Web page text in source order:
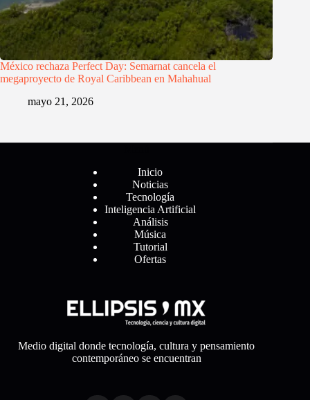
México rechaza Perfect Day: Semarnat cancela el
megaproyecto de Royal Caribbean en Mahahual
mayo 21, 2026
Inicio
Noticias
Tecnología
Inteligencia Artificial
Análisis
Música
Tutorial
Ofertas
Medio digital donde tecnología, cultura y pensamiento
contemporáneo se encuentran